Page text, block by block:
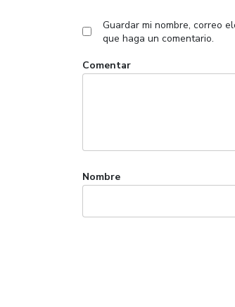
Nombre
Guardar mi nombre, correo
que haga un comentario.
Comentar